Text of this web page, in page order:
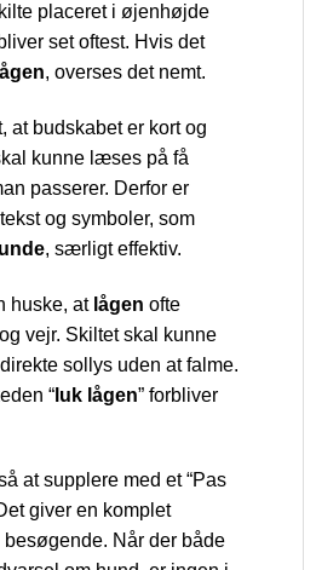
placeret i øjenhøjde
set oftest. Hvis det
lågen, overses det nemt.
at budskabet er kort og
kunne læses på få
passerer. Derfor er
og symboler, som
, særligt effektiv.
huske, at lågen ofte
vejr. Skiltet skal kunne
sollys uden at falme.
“ luk lågen” forbliver
at supplere med et “Pas
giver en komplet
Når der både